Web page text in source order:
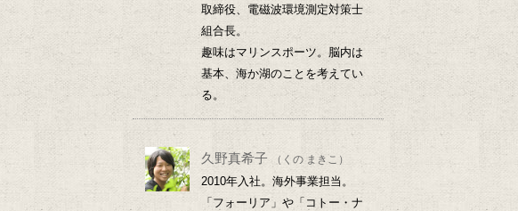
取締役、電磁波環境測定対策士
組合長。
趣味はマリンスポーツ。脳内は
基本、海か湖のことを考えてい
る。
久野真希子 （くの まきこ）
2010年入社。海外事業担当。
「フォーリア」や「コトー・ナ